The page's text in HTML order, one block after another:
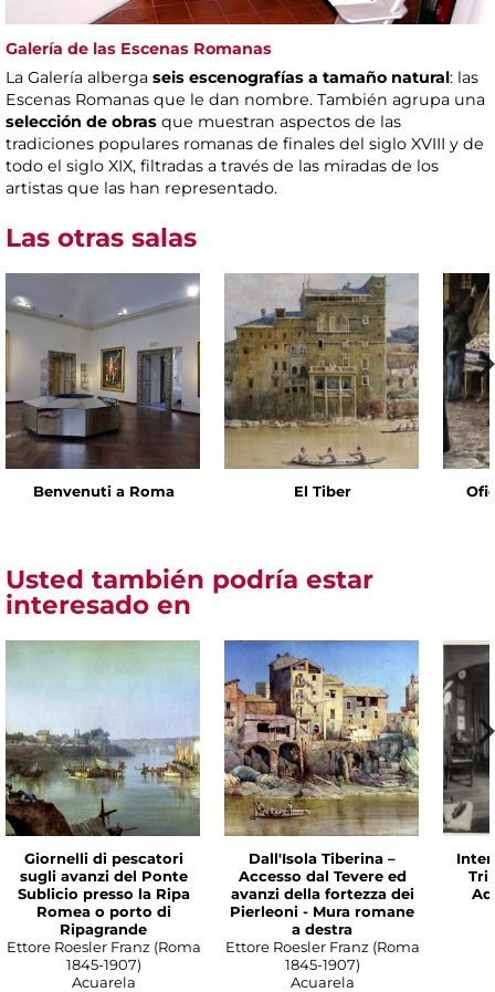
Galería de las Escenas Romanas
La Galería alberga seis escenografías a tamaño natural: las
Escenas Romanas que le dan nombre. También agrupa una
selección de obras que muestran aspectos de las
tradiciones populares romanas de finales del siglo XVIII y de
todo el siglo XIX, filtradas a través de las miradas de los
artistas que las han representado.
Las otras salas
Benvenuti a Roma El Tiber
Usted también podría estar
interesado en
Giornelli di pescatori
sugli avanzi del Ponte
Sublicio presso la Ripa
Romea o porto di
Ripagrande
Ettore Roesler Franz (Roma
1845-1907)
Acuarela
Dall'Isola Tiberina –
Accesso dal Tevere ed
avanzi della fortezza dei
Pierleoni - Mura romane
a destra
Ettore Roesler Franz (Roma
1845-1907)
Acuarela